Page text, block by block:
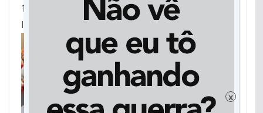
1.975, a ONU reconheceu a data como Dia
Internacional da Mulher.
x